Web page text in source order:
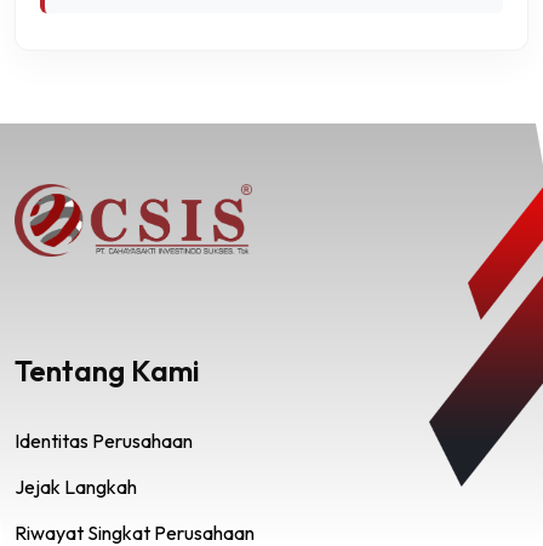
Tentang Kami
Identitas Perusahaan
Jejak Langkah
Riwayat Singkat Perusahaan